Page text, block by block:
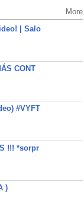
More
| Salo
CONT
#VYFT
!!! *sorpr
)